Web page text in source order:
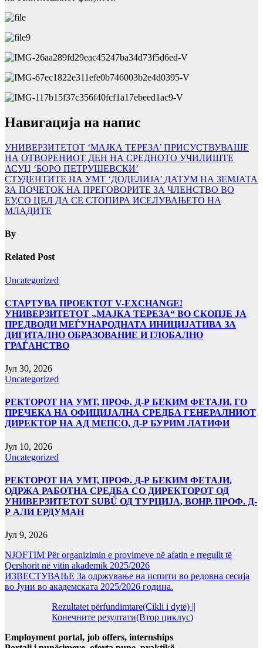
Навигација на напис
УНИВЕРЗИТЕТОТ ‘МАЈКА ТЕРЕЗА’ ПРИСУСТВУВАШЕ
НА ОТВОРЕНИОТ ДЕН НА СРЕДНОТО УЧИЛИШТЕ
АСУЦ ‘БОРО ПЕТРУШЕВСКИ’
СТУДЕНТИТЕ НА УМТ ‘ДОДЕЛИЈА’ ДАТУМ НА ЗЕМЈАТА
ЗА ПОЧЕТОК НА ПРЕГОВОРИТЕ ЗА ЧЛЕНСТВО ВО
ЕУ,СО ЦЕЛ ДА СЕ СТОПИРА ИСЕЛУВАЊЕТО НА
МЛАДИТЕ
By
Related Post
Uncategorized
СТАРТУВА ПРОЕКТОТ V-EXCHANGE!
УНИВЕРЗИТЕТОТ „МАЈКА ТЕРЕЗА“ ВО СКОПЈЕ ЈА
ПРЕДВОДИ МЕЃУНАРОДНАТА ИНИЦИЈАТИВА ЗА
ДИГИТАЛНО ОБРАЗОВАНИЕ И ГЛОБАЛНО
ГРАЃАНСТВО
Јул 30, 2026
Uncategorized
РЕКТОРОТ НА УМТ, ПРОФ. Д-Р БЕКИМ ФЕТАЈИ, ГО
ПРЕЧЕКА НА ОФИЦИЈАЛНА СРЕДБА ГЕНЕРАЛНИОТ
ДИРЕКТОР НА АД МЕПСО, Д-Р БУРИМ ЛАТИФИ
Јул 10, 2026
Uncategorized
РЕКТОРОТ НА УМТ, ПРОФ. Д-Р БЕКИМ ФЕТАЈИ,
ОДРЖА РАБОТНА СРЕДБА СО ДИРЕКТОРОТ ОД
УНИВЕРЗИТЕТОТ SUBÜ ОД ТУРЦИЈА, ВОНР. ПРОФ. Д-
Р АЛИ ЕРДУМАН
Јул 9, 2026
NJOFTIM Për organizimin e provimeve në afatin e rregullt të
Qershorit në vitin akademik 2025/2026
ИЗВЕСТУВАЊЕ За одржување на испити во редовна сесија
во Јуни во академската 2025/2026 година.
Rezultatet përfundimtare(Cikli i dytë) ||
Конечните резултати(Втор циклус)
Employment portal, job offers, internships